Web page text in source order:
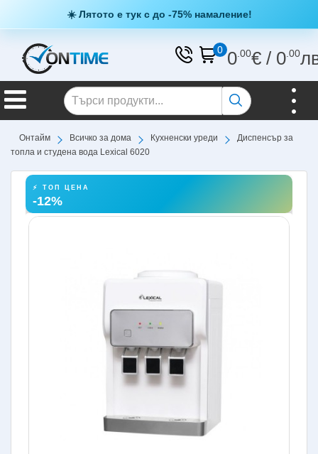
☀️ Лятото е тук с до -75% намаление!
0 0.00€/ 0.00
Онтайм Всичко за дома Кухненски уреди
Диспенсър за
топла и студена вода Lexical 6020
⚡ ТОП ЦЕНА
-12%